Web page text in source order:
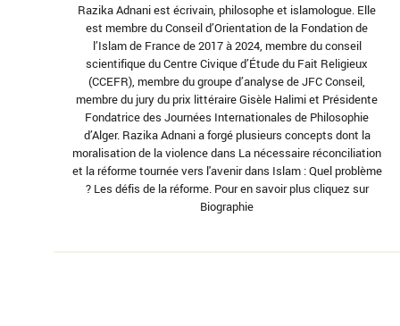
Razika Adnani est écrivain, philosophe et islamologue. Elle
est membre du Conseil d’Orientation de la Fondation de
l’Islam de France de 2017 à 2024, membre du conseil
scientifique du Centre Civique d’Étude du Fait Religieux
(CCEFR), membre du groupe d’analyse de JFC Conseil,
membre du jury du prix littéraire Gisèle Halimi et Présidente
Fondatrice des Journées Internationales de Philosophie
d’Alger. Razika Adnani a forgé plusieurs concepts dont la
moralisation de la violence dans La nécessaire réconciliation
et la réforme tournée vers l'avenir dans Islam : Quel problème
? Les défis de la réforme. Pour en savoir plus cliquez sur
Biographie